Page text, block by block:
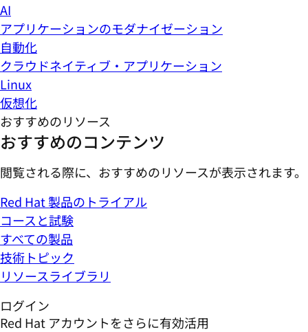
AI
アプリケーションのモダナイゼーション
自動化
クラウドネイティブ・アプリケーション
Linux
仮想化
おすすめのリソース
おすすめのコンテンツ
閲覧される際に、おすすめのリソースが表示されます。
Red Hat 製品のトライアル
コースと試験
すべての製品
技術トピック
リソースライブラリ
ログイン
Red Hat アカウントをさらに有効活用